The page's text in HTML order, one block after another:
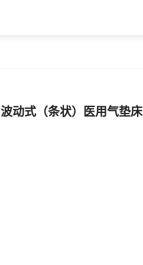
波动式（条状）医用气垫床